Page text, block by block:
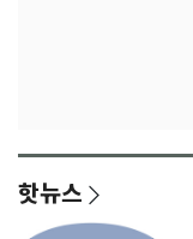
핫뉴스